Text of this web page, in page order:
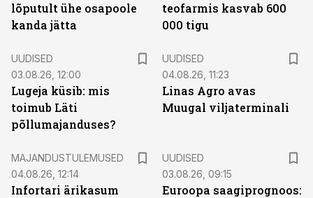
lõputult ühe osapoole
kanda jätta
teofarmis kasvab 600
000 tigu
UUDISED
03.08.26, 12:00
Lugeja küsib: mis
toimub Läti
põllumajanduses?
UUDISED
04.08.26, 11:23
Linas Agro avas
Muugal viljaterminali
MAJANDUSTULEMUSED
04.08.26, 12:14
Infortari ärikasum
UUDISED
03.08.26, 09:15
Euroopa saagiprognoos: